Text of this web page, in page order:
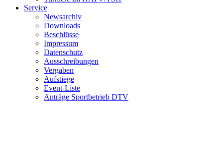
Service
Newsarchiv
Downloads
Beschlüsse
Impressum
Datenschutz
Ausschreibungen
Vergaben
Aufstiege
Event-Liste
Anträge Sportbetrieb DTV